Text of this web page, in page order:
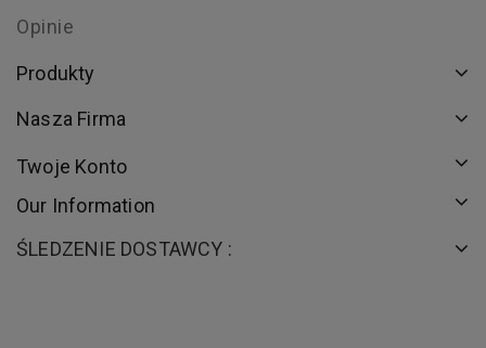
Opinie
Produkty
Nasza Firma
Twoje Konto
Our Information
ŚLEDZENIE DOSTAWCY :